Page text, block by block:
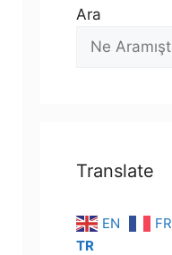
Ara
Translate
EN FR
TR